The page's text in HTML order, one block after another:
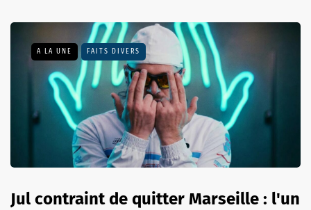
A LA UNE FAITS DIVERS
Jul contraint de quitter Marseille : l'un